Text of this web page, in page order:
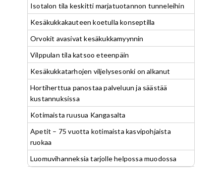
Isotalon tila keskitti marjatuotannon tunneleihin
Kesäkukkakauteen koetulla konseptilla
Orvokit avasivat kesäkukkamyynnin
Vilppulan tila katsoo eteenpäin
Kesäkukkatarhojen viljelysesonki on alkanut
Hortiherttua panostaa palveluun ja säästää
kustannuksissa
Kotimaista ruusua Kangasalta
Apetit – 75 vuotta kotimaista kasvipohjaista
ruokaa
Luomuvihanneksia tarjolle helpossa muodossa